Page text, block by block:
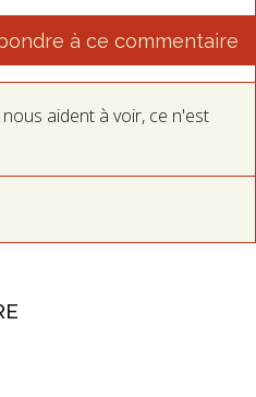
à ce commentaire
aident à voir, ce n'est